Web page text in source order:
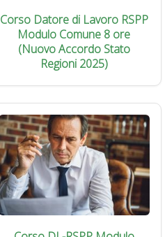
Corso Datore di Lavoro RSPP
Modulo Comune 8 ore
(Nuovo Accordo Stato
Regioni 2025)